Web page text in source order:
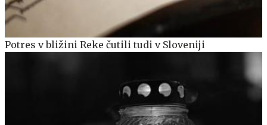
Potres v bližini Reke čutili tudi v Sloveniji